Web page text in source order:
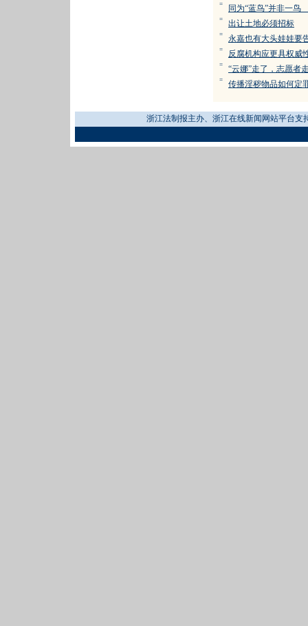
= 同为“蓝鸟”并非一
= 出让土地必须招标
= 永嘉也有大头娃娃要
= 反腐机构应更具权威
= “云娜”走了，志愿者
= 传播淫秽物品如何定
浙江法制报主办、浙江在线新闻网站平台